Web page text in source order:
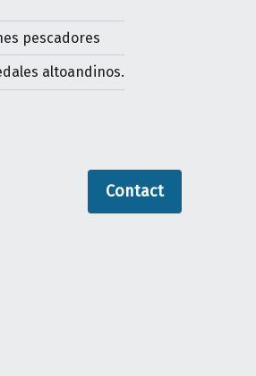
pescadores
altoandinos.
Contact